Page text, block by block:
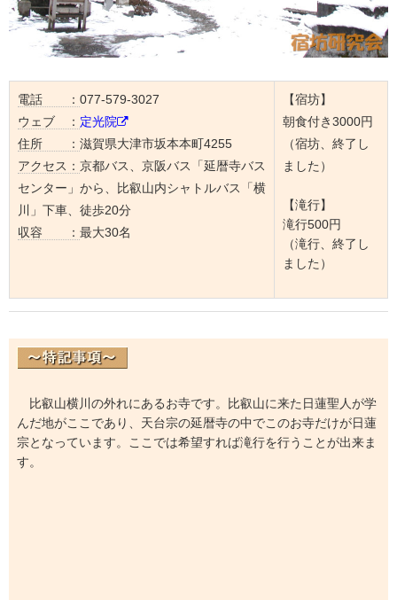
電話 ： 077-579-3027
ウェブ ： 定光院
住所 ： 滋賀県大津市坂本本町4255
アクセス： 京都バス、京阪バス「延暦寺バス
センター」から、比叡山内シャトルバス「横
川」下車、徒歩20分
収容 ： 最大30名
【宿坊】
朝食付き3000円
（宿坊、終了し
ました）
【滝行】
滝行500円
（滝行、終了し
ました）
比叡山横川の外れにあるお寺です。比叡山に来た日蓮聖人が学
んだ地がここであり、天台宗の延暦寺の中でこのお寺だけが日蓮
宗となっています。ここでは希望すれば滝行を行うことが出来ま
す。